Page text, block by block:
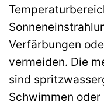
Verfärbungen
vermeiden. Die
sind
Schwimmen